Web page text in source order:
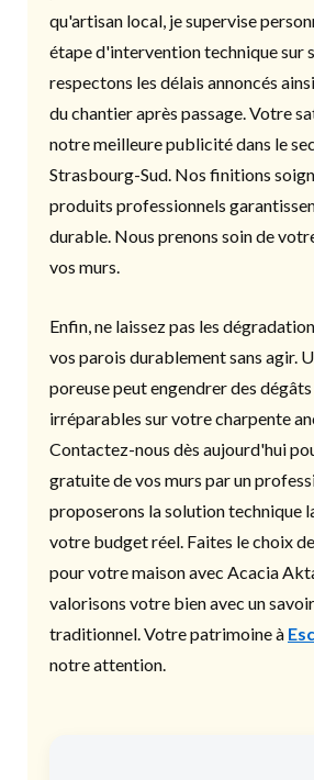
qu'artisan local, je supervise
étape d'intervention technique sur
respectons les délais annoncés
du chantier après passage. Votre
notre meilleure publicité dans le
Strasbourg-Sud. Nos finitions
produits professionnels
durable. Nous prenons soin de
vos murs.
Enfin, ne laissez pas les
vos parois durablement sans agir.
poreuse peut engendrer des
irréparables sur votre charpente
Contactez-nous dès aujourd'hui
gratuite de vos murs par un
proposerons la solution technique
votre budget réel. Faites le choix
pour votre maison avec Acacia
valorisons votre bien avec un
traditionnel. Votre patrimoine à
notre attention.